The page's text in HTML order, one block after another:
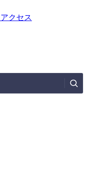
クセス